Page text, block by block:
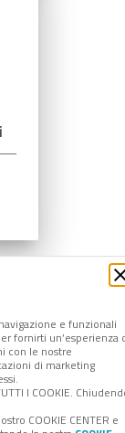
e funzionali
fornirti un’esperienza
con le nostre
di marketing
I COOKIE.
COOKIE CENTER e